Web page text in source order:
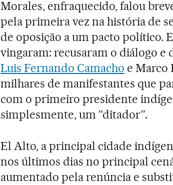
Morales, enfraquecido, falou
pela primeira vez na história de
de oposição a um pacto político.
vingaram: recusaram o diálogo e
Luis Fernando Camacho e Marco
milhares de manifestantes que
com o primeiro presidente
simplesmente, um “ditador”.
El Alto, a principal cidade
nos últimos dias no principal
aumentado pela renúncia e